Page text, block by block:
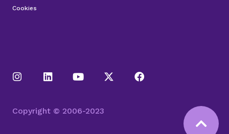
Cookies
Copyright © 2006-2023